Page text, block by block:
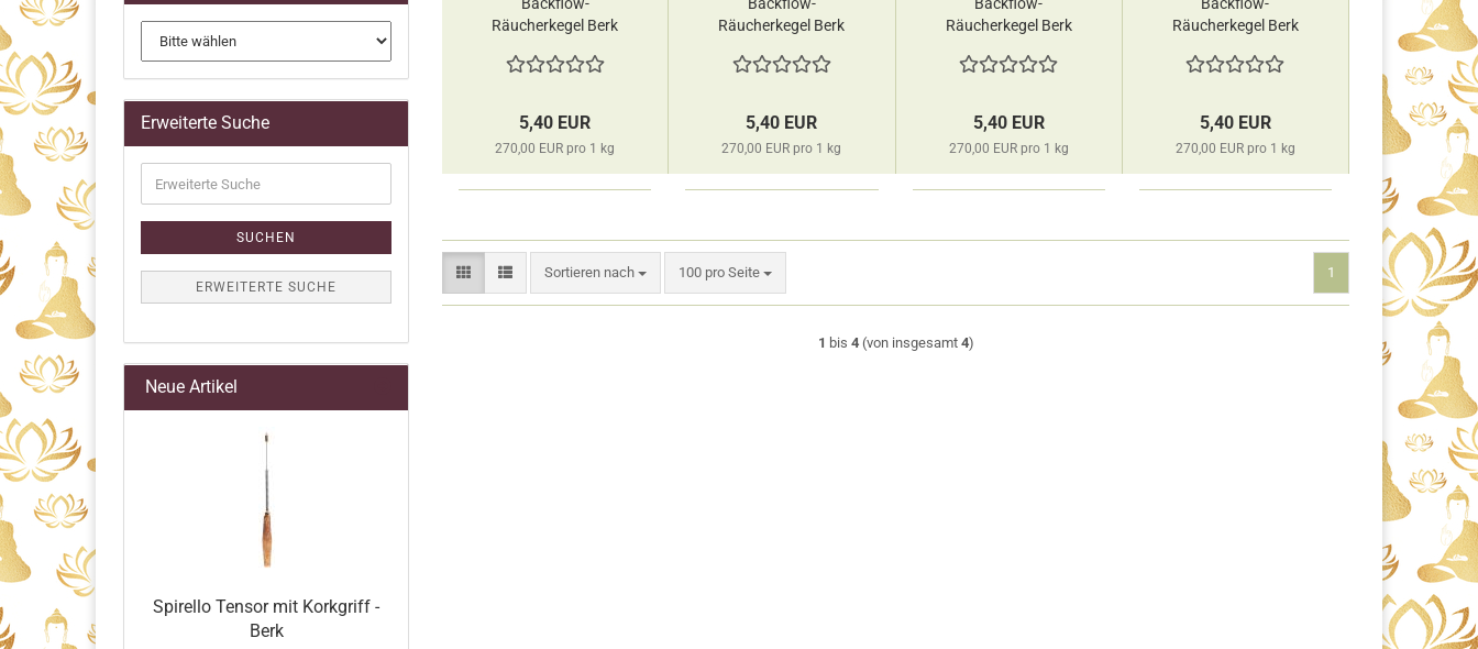
Räucherkegel Berk
5,40 EUR
270,00 EUR pro 1 kg
Räucherkegel Berk
5,40 EUR
270,00 EUR pro 1 kg
Räucherkegel Berk
5,40 EUR
270,00 EUR pro 1 kg
Räucherkegel Berk
5,40 EUR
270,00 EUR pro 1 kg
Sortieren nach
Sortieren nach 100 pro Seite
pro Seite 1
1 bis 4(von insgesamt 4)
Erweiterte Suche
Suche
SUCHEN
ERWEITERTE SUCHE
Neue Artikel
Spirello Tensor mit Korkgriff -
Berk